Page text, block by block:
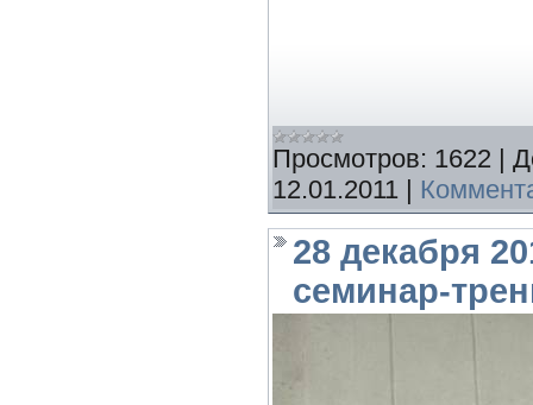
Просмотров: 1622 |
12.01.2011 |
28 декабря
семинар-